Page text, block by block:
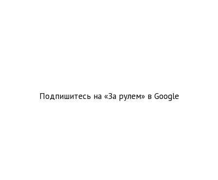
Подпишитесь на «За рулем» в Google